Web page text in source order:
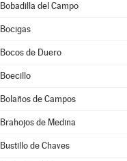
Bobadilla del Campo
Bocigas
Bocos de Duero
Boecillo
Bolaños de Campos
Brahojos de Medina
Bustillo de Chaves